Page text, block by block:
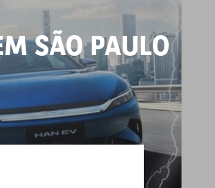
SÃO PAULO